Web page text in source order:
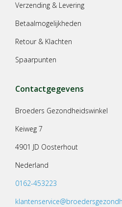
Verzending & Levering
Betaalmogelijkheden
Retour & Klachten
Spaarpunten
Contactgegevens
Broeders Gezondheidswinkel
Keiweg 7
4901 JD Oosterhout
Nederland
0162-453223